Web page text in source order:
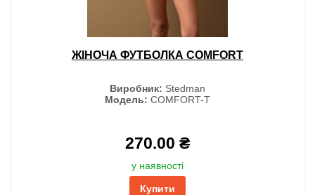
ЖІНОЧА ФУТБОЛКА COMFORT
Виробник: Stedman
Модель: COMFORT-T
270.00 ₴
у наявності
Купити